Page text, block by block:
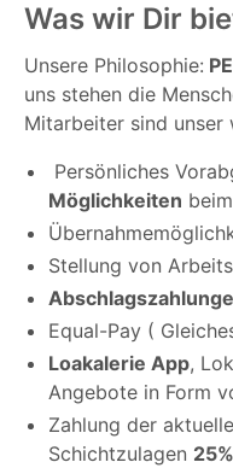
Was wir Dir
Unsere Philosophie:
uns stehen die
Mitarbeiter sind unser
Persönliches
Möglichkeiten
Stellung von
Equal-Pay (
Loakalerie App,
Angebote in Form
Zahlung der
Schichtzulagen